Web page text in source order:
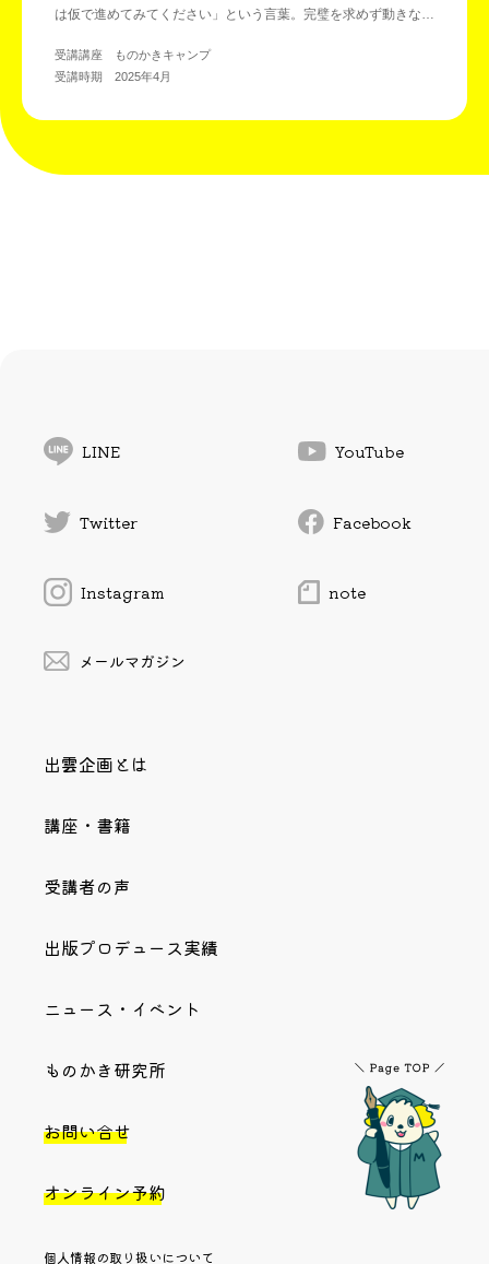
は仮で進めてみてください」という言葉。完璧を求めず動きなが
ようになりました。
受講講座 ものかきキャンプ
受講時期 2025年4月
LINE YouTube
Twitter Facebook
Instagram note
メールマガジン
出雲企画とは
講座・書籍
受講者の声
出版プロデュース実績
ニュース・イベント
ものかき研究所
お問い合せ
オンライン予約
個人情報の取り扱いについて